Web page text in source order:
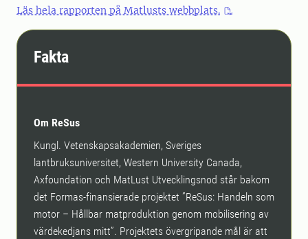
Läs hela rapporten på Matlusts webbplats.
Fakta
Om ReSus
Kungl. Vetenskapsakademien, Sveriges
lantbruksuniversitet, Western University Canada,
Axfoundation och MatLust Utvecklingsnod står bakom
det Formas-finansierade projektet ”ReSus: Handeln som
motor – Hållbar matproduktion genom mobilisering av
värdekedjans mitt”. Projektets övergripande mål är att